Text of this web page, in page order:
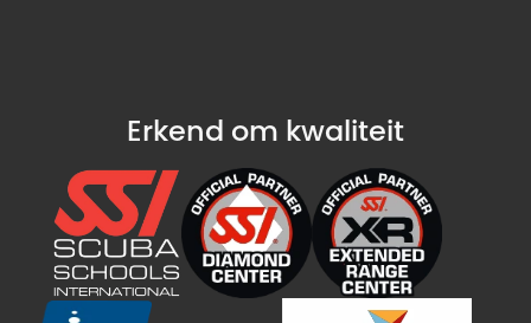
Erkend om kwaliteit